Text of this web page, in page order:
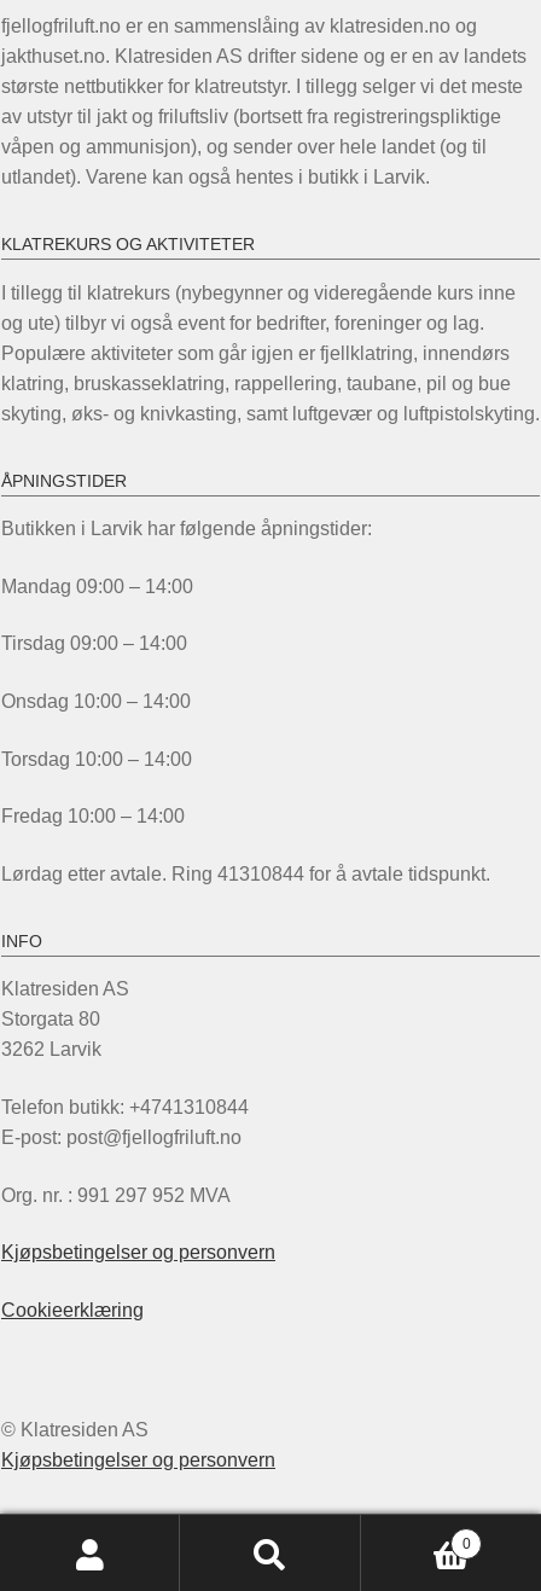
fjellogfriluft.no er en sammenslåing av klatresiden.no og
jakthuset.no. Klatresiden AS drifter sidene og er en av landets
største nettbutikker for klatreutstyr. I tillegg selger vi det meste
av utstyr til jakt og friluftsliv (bortsett fra registreringspliktige
våpen og ammunisjon), og sender over hele landet (og til
utlandet). Varene kan også hentes i butikk i Larvik.
KLATREKURS OG AKTIVITETER
I tillegg til klatrekurs (nybegynner og videregående kurs inne
og ute) tilbyr vi også event for bedrifter, foreninger og lag.
Populære aktiviteter som går igjen er fjellklatring, innendørs
klatring, bruskasseklatring, rappellering, taubane, pil og bue
skyting, øks- og knivkasting, samt luftgevær og luftpistolskyting.
ÅPNINGSTIDER
Butikken i Larvik har følgende åpningstider:
Mandag 09:00 – 14:00
Tirsdag 09:00 – 14:00
Onsdag 10:00 – 14:00
Torsdag 10:00 – 14:00
Fredag 10:00 – 14:00
Lørdag etter avtale. Ring 41310844 for å avtale tidspunkt.
INFO
Klatresiden AS
Storgata 80
3262 Larvik
Telefon butikk: +4741310844
E-post: post@fjellogfriluft.no
Org. nr. : 991 297 952 MVA
Kjøpsbetingelser og personvern
Cookieerklæring
© Klatresiden AS
Kjøpsbetingelser og personvern
0